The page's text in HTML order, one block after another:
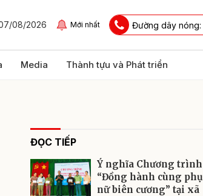
08/2026 Mới nhất Đường dây nóng:
Media Thành tựu và Phát triển
ĐỌC TIẾP
Ý nghĩa Chương trình
“Đồng hành cùng phụ
nữ biên cương” tại xã